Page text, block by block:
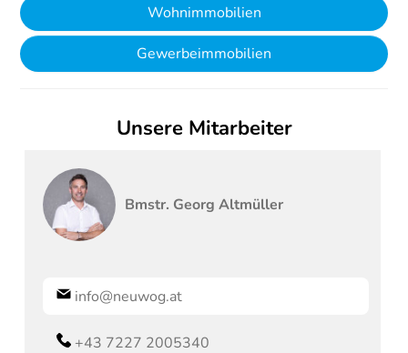
Wohnimmobilien
Gewerbeimmobilien
Unsere Mitarbeiter
Bmstr. Georg Altmüller
info@neuwog.at
+43 7227 2005340